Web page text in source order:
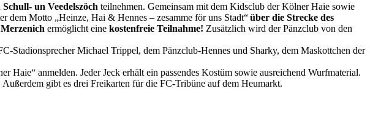
Schull- un Veedelszöch teilnehmen. Gemeinsam mit dem Kidsclub der Kölner Haie sowie
dem Motto „Heinze, Hai & Hennes – zesamme för uns Stadt“über die Strecke des
ermöglicht eine kostenfreie Teilnahme! Zusätzlich wird der Pänzclub von den
Stadionsprecher Michael Trippel, dem Pänzclub-Hennes und Sharky, dem Maskottchen der
anmelden. Jeder Jeck erhält ein passendes Kostüm sowie ausreichend Wurfmaterial.
gibt es drei Freikarten für die FC-Tribüne auf dem Heumarkt.